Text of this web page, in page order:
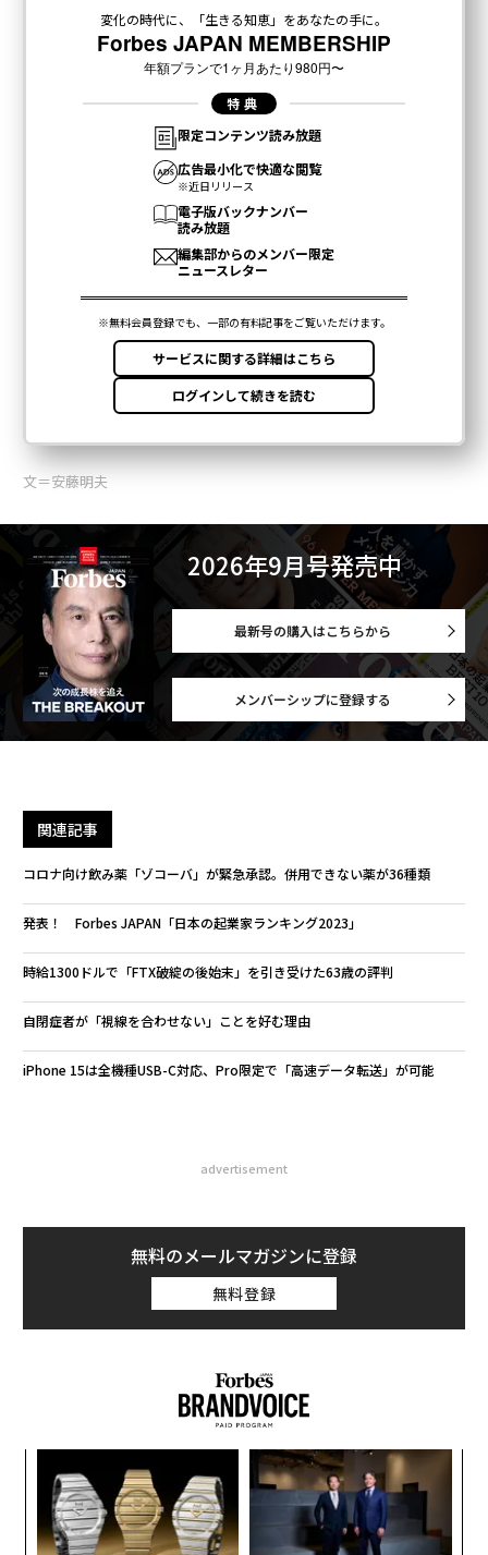
文＝安藤明夫
2026年9月号発売中
最新号の購入はこちらから
メンバーシップに登録する
関連記事
コロナ向け飲み薬「ゾコーバ」が緊急承認。併用できない薬が36種類
発表！ Forbes JAPAN「日本の起業家ランキング2023」
時給1300ドルで「FTX破綻の後始末」を引き受けた63歳の評判
自閉症者が「視線を合わせない」ことを好む理由
iPhone 15は全機種USB-C対応、Pro限定で「高速データ転送」が可能
advertisement
無料のメールマガジンに登録
無料登録